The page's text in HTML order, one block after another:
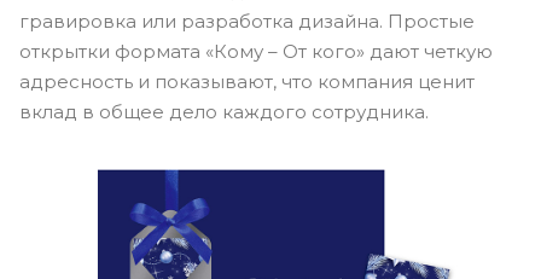
гравировка или разработка дизайна. Простые
открытки формата «Кому – От кого» дают четкую
адресность и показывают, что компания ценит
вклад в общее дело каждого сотрудника.